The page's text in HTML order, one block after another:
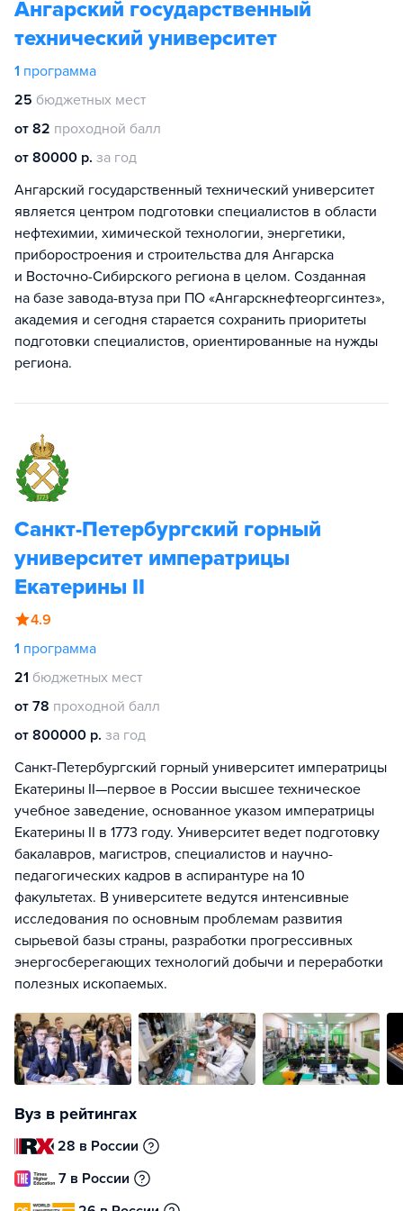
Ангарский государственный
технический университет
1 программа
25 бюджетных мест
от 82 проходной балл
от 80000 р. за год
Ангарский государственный технический университет
является центром подготовки специалистов в области
нефтехимии, химической технологии, энергетики,
приборостроения и строительства для Ангарска
и Восточно-Сибирского региона в целом. Созданная
на базе завода-втуза при ПО «Ангарскнефтеоргсинтез»,
академия и сегодня старается сохранить приоритеты
подготовки специалистов, ориентированные на нужды
региона.
Санкт-Петербургский горный
университет императрицы
Екатерины II
4.9
1 программа
21 бюджетных мест
от 78 проходной балл
от 800000 р. за год
Санкт-Петербургский горный университет императрицы
Екатерины II—первое в России высшее техническое
учебное заведение, основанное указом императрицы
Екатерины II в 1773 году. Университет ведет подготовку
бакалавров, магистров, специалистов и научно-
педагогических кадров в аспирантуре на 10
факультетах. В университете ведутся интенсивные
исследования по основным проблемам развития
сырьевой базы страны, разработки прогрессивных
энергосберегающих технологий добычи и переработки
полезных ископаемых.
Вуз в рейтингах
28 в России
7 в России